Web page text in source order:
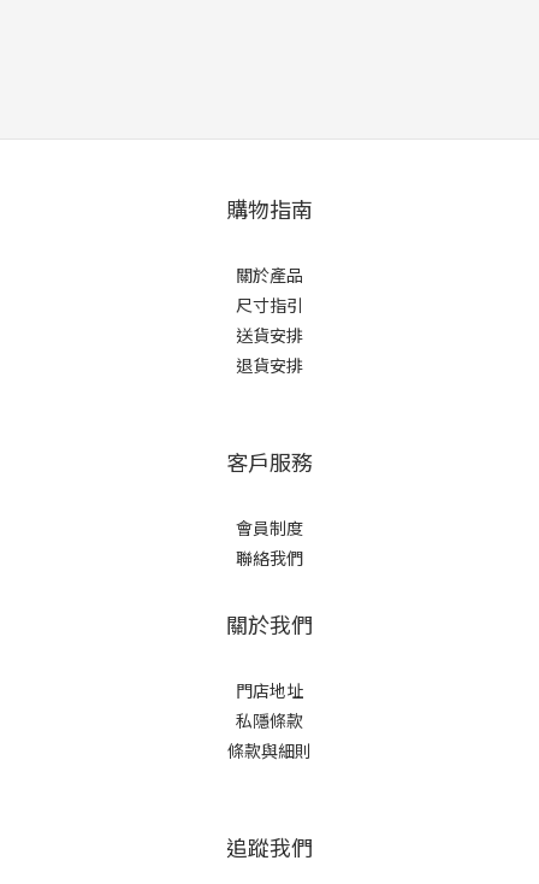
購物指南
關於產品
尺寸指引
送貨安排
退貨安排
客戶服務
會員制度
聯絡我們
關於我們
門店地址
私隱條款
條款與細則
追蹤我們